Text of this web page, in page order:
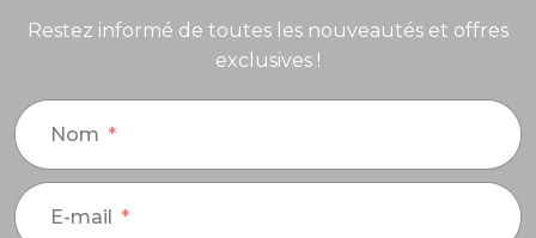
Restez informé de toutes les nouveautés et offres
exclusives !
Nom
E-mail